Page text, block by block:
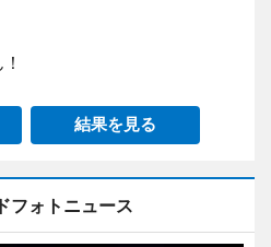
結果を見る
フォトニュース